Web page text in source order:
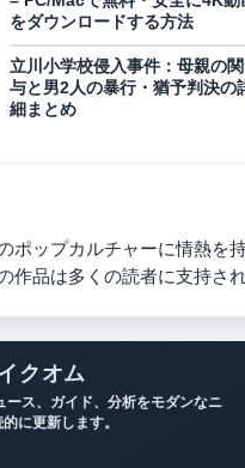
をダウンロードする方法
立川小学校侵入事件：母親の関
与と男2人の暴行・猶予判決の
細まとめ
ポップカルチャーに情熱を
作品は多くの読者に支持さ
クオム
ース、ガイド、分析をモダンなニ
に更新します。